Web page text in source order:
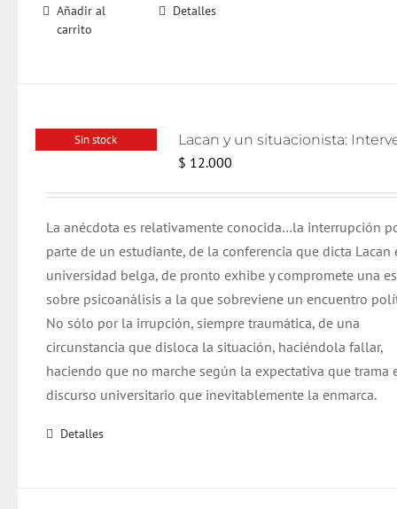
Añadir al
carrito
Detalles
Sin stock
$ 12.000
La anécdota es relativamente conocida…la interrupción
parte de un estudiante, de la conferencia que dicta Lacan
universidad belga, de pronto exhibe y compromete una
sobre psicoanálisis a la que sobreviene un encuentro
No sólo por la irrupción, siempre traumática, de una
circunstancia que disloca la situación, haciéndola fallar,
haciendo que no marche según la expectativa que trama
discurso universitario que inevitablemente la enmarca.
Detalles